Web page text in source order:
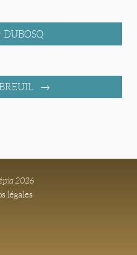
DUBOSQ
2026
légales